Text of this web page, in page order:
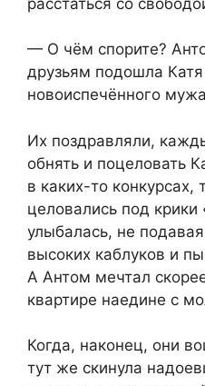
— О чём спорите?
друзьям подошла
новоиспечённого
Их поздравляли,
обнять и поцеловать
в каких-то конкурсах,
целовались под крики
улыбалась, не
высоких каблуков и
А Антом мечтал
квартире наедине с
Когда, наконец, они
тут же скинула